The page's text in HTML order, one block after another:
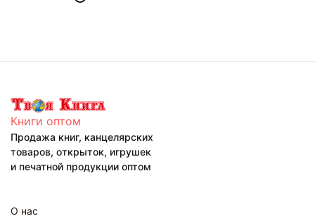
Книги оптом
Продажа книг, канцелярских
товаров, открыток, игрушек
и печатной продукции оптом
О нас